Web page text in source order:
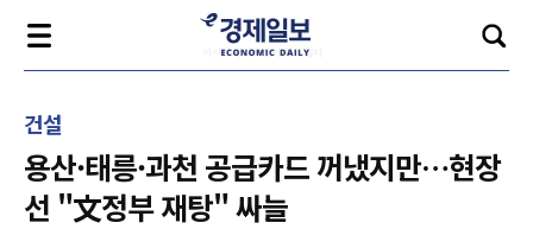
건설
용산·태릉·과천 공급카드 꺼냈지만…현장
선 "文정부 재탕" 싸늘